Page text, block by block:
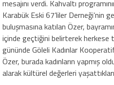
mesajını verdi. Kahvaltı
Karabük Eski 67’liler Derneği’nin
buluşmasına katılan Özer,
içinde geçtiğini belirterek herkese
gününde Göleli Kadınlar
Özer, burada kadınların yapmış
alarak kültürel değerleri